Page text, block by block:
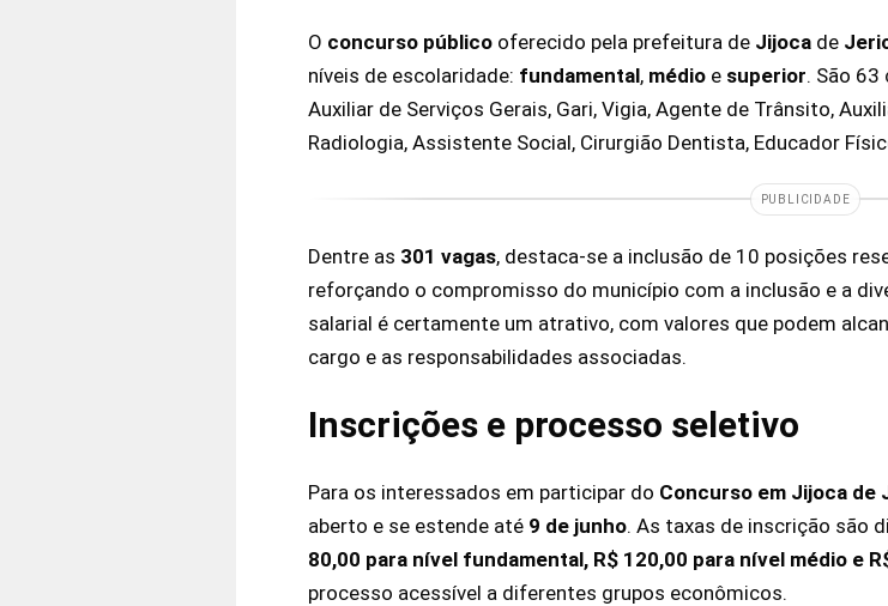
O concurso público oferecido pela prefeitura de Jijoca de
níveis de escolaridade: fundamental, médio e superior. São
Auxiliar de Serviços Gerais, Gari, Vigia, Agente de Trânsito,
Radiologia, Assistente Social, Cirurgião Dentista, Educador
PUBLICIDADE
Dentre as 301 vagas, destaca-se a inclusão de 10 posições
reforçando o compromisso do município com a inclusão e a
salarial é certamente um atrativo, com valores que podem
cargo e as responsabilidades associadas.
Inscrições e processo seletivo
Para os interessados em participar do Concurso em Jijoca de
aberto e se estende até 9 de junho. As taxas de inscrição são
80,00 para nível fundamental, R$ 120,00 para nível médio e
processo acessível a diferentes grupos econômicos.